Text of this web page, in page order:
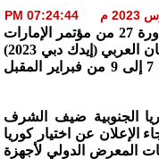
اختتم الشهر الماضي في دبي فعاليات الدورة 27 من مؤتمر الإمارات
الدولي لطب الأسنان، ومعرض طب الأسنان العربي (إيدك دبي 2023)
الذي تنظمه مجموعة اندكس القابضة من 7 إلى 9 من فبراير المقبل
الجنوبية ضيف الشرف
حيث جاء الإعلان عن اختيار كوريا
المعرض الدولي لأجهزة